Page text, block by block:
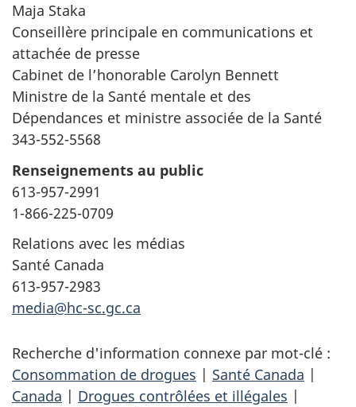
Maja Staka
Conseillère principale en communications et
attachée de presse
Cabinet de l’honorable Carolyn Bennett
Ministre de la Santé mentale et des
Dépendances et ministre associée de la Santé
343-552-5568
Renseignements au public
613-957-2991
1-866-225-0709
Relations avec les médias
Santé Canada
613-957-2983
media@hc-sc.gc.ca
Recherche d'information connexe par mot-clé :
Consommation de drogues | Santé Canada |
Canada | Drogues contrôlées et illégales |